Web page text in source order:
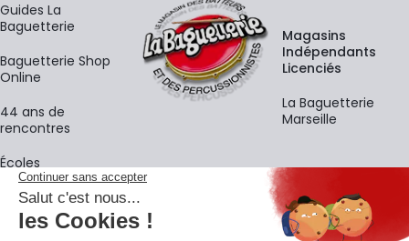
Guides La
Baguetterie
Baguetterie Shop
Online
44 ans de
rencontres
Écoles
Magasins
Indépendants
Licenciés
La Baguetterie
Marseille
La newsletter
Adresse e-mail